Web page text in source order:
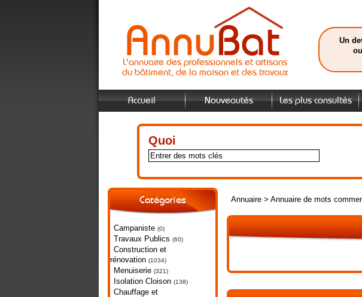
L'annuaire des professionnels et artisans
du bâtiment, de la maison et des travaux
Un
Accueil Nouveautés Les plus consultés
Quoi
Catégories
Campaniste (0)
Travaux Publics (60)
Construction et
rénovation (1034)
Menuiserie (321)
Isolation Cloison (138)
Chauffage et
Annuaire> Annuaire de mots